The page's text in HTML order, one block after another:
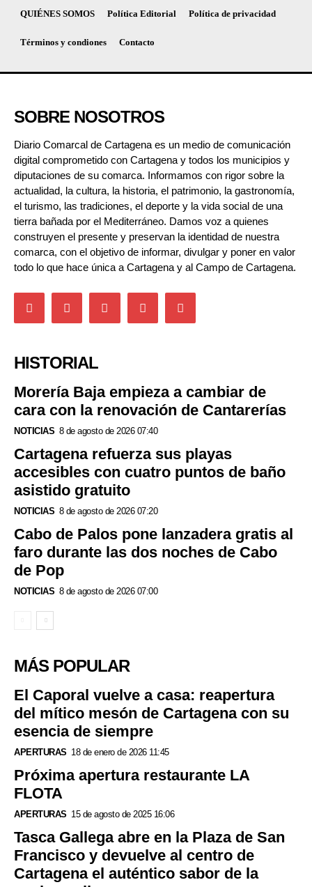
QUIÉNES SOMOS Política Editorial Política de privacidad
Términos y condiones Contacto
SOBRE NOSOTROS
Diario Comarcal de Cartagena es un medio de comunicación
digital comprometido con Cartagena y todos los municipios y
diputaciones de su comarca. Informamos con rigor sobre la
actualidad, la cultura, la historia, el patrimonio, la gastronomía,
el turismo, las tradiciones, el deporte y la vida social de una
tierra bañada por el Mediterráneo. Damos voz a quienes
construyen el presente y preservan la identidad de nuestra
comarca, con el objetivo de informar, divulgar y poner en valor
todo lo que hace única a Cartagena y al Campo de Cartagena.
HISTORIAL
Morería Baja empieza a cambiar de
cara con la renovación de Cantarerías
NOTICIAS 8 de agosto de 2026 07:40
Cartagena refuerza sus playas
accesibles con cuatro puntos de baño
asistido gratuito
NOTICIAS 8 de agosto de 2026 07:20
Cabo de Palos pone lanzadera gratis al
faro durante las dos noches de Cabo
de Pop
NOTICIAS 8 de agosto de 2026 07:00
MÁS POPULAR
El Caporal vuelve a casa: reapertura
del mítico mesón de Cartagena con su
esencia de siempre
APERTURAS 18 de enero de 2026 11:45
Próxima apertura restaurante LA
FLOTA
APERTURAS 15 de agosto de 2025 16:06
Tasca Gallega abre en la Plaza de San
Francisco y devuelve al centro de
Cartagena el auténtico sabor de la